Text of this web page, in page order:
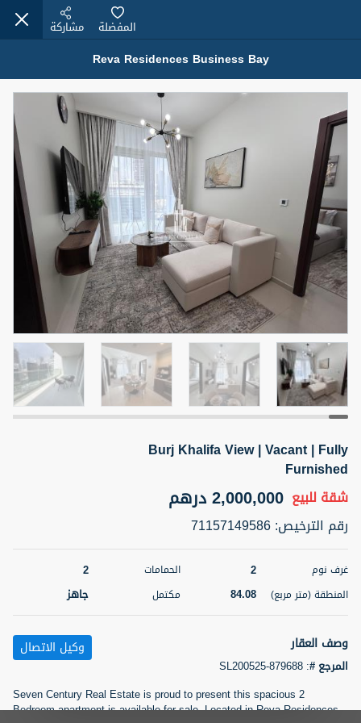
عقارات للبيع (12441)
1.5 BHK 48 Parkside
شقة
1,350,000 درهم
سرير
1
حمام
2
المنطقة (متر
مربع)
75.43
المعروض
مفروش/ة جزئيا
حالة
جاهز
اسم الوسيط
MOHAMMED ARSHAD SAIYED
رقم الوسيط
أتصل الأن
5 أشهر +
2BR Golf, Pool & Villa View | 3 Bathrooms | 1,274.77 Sq
Ft | Ellington House II
شقة للبيع 4,100,000 درهم
22
2
3
مربع)
118.34
المعروض
غير مفروش /ة
اسم الوسيط
TATIANA VEBER
رقم الوسيط
5 أشهر +
Reva Residences Business Bay
المفضلة مشاركة
Burj Khalifa View | Vacant | Fully
Furnished
شقة للبيع 2,000,000 درهم
رقم الترخيص:
71157149586
غرف نوم 2 الحمامات 2
المنطقة (متر مربع) 84.08 مكتمل جاهز
وصف العقار
المرجع #:
SL200525-879688
وكيل الاتصال
Seven Century Real Estate is proud to present this spacious 2
Bedroom apartment is available for sale. Located in Reva Residences,
تصفية